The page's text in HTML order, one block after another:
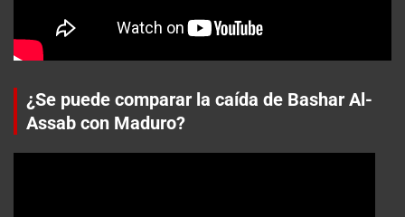
¿Se puede comparar la caída de Bashar Al-
Assab con Maduro?